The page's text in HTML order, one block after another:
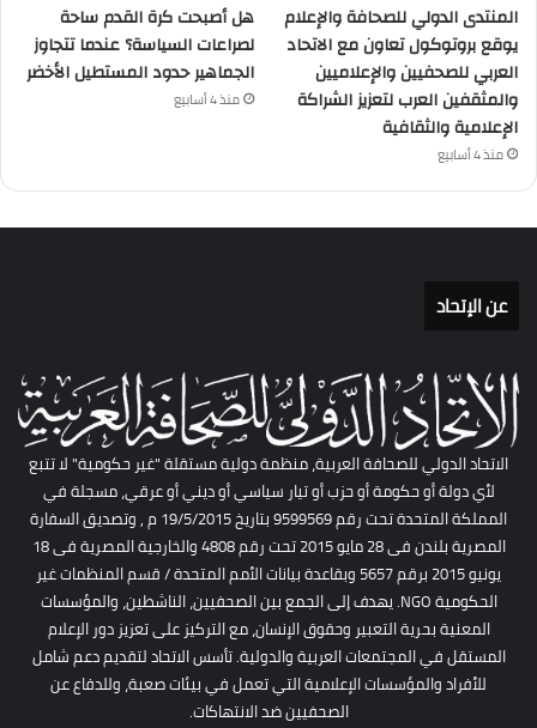
المنتدى الدولي للصحافة والإعلام
يوقع بروتوكول تعاون مع الاتحاد
العربي للصحفيين والإعلاميين
والمثقفين العرب لتعزيز الشراكة
الإعلامية والثقافية
منذ 4 أسابيع
هل أصبحت كرة القدم ساحة
لصراعات السياسة؟ عندما تتجاوز
الجماهير حدود المستطيل الأخضر
منذ 4 أسابيع
عن الإتحاد
الاتحاد الدولي للصحافة العربية، منظمة دولية مستقلة "غير حكومية" لا تتبع
لأي دولة أو حكومة أو حزب أو تيار سياسي أو ديني أو عرقي، مسجلة في
المملكة المتحدة تحت رقم 9599569 بتاريخ 19/5/2015 م , وتصديق السفارة
المصرية بلندن فى 28 مايو 2015 تحت رقم 4808 والخارجية المصرية فى 18
يونيو 2015 برقم 5657 وبقاعدة بيانات الأمم المتحدة / قسم المنظمات غير
الحكومية NGO. يهدف إلى الجمع بين الصحفيين، الناشطين، والمؤسسات
المعنية بحرية التعبير وحقوق الإنسان، مع التركيز على تعزيز دور الإعلام
المستقل في المجتمعات العربية والدولية. تأسس الاتحاد لتقديم دعم شامل
للأفراد والمؤسسات الإعلامية التي تعمل في بيئات صعبة، وللدفاع عن
الصحفيين ضد الانتهاكات.